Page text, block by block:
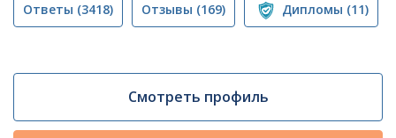
Ответы (3418) Отзывы (169) Дипломы (11)
Смотреть профиль